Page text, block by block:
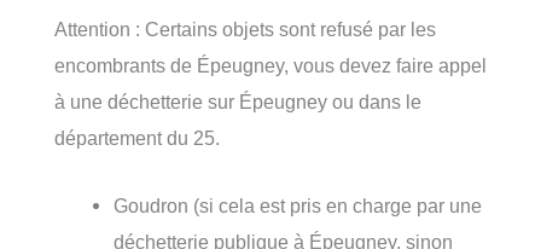
Attention : Certains objets sont refusé par les
encombrants de Épeugney, vous devez faire appel
à une déchetterie sur Épeugney ou dans le
département du 25.
Goudron (si cela est pris en charge par une
déchetterie publique à Épeugney, sinon